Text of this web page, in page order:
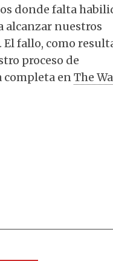
donde falta
alcanzar nuestros
fallo, como
proceso de
completa enThe